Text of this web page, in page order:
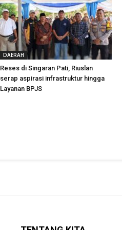
DAERAH
Reses di Singaran Pati, Riuslan
serap aspirasi infrastruktur hingga
Layanan BPJS